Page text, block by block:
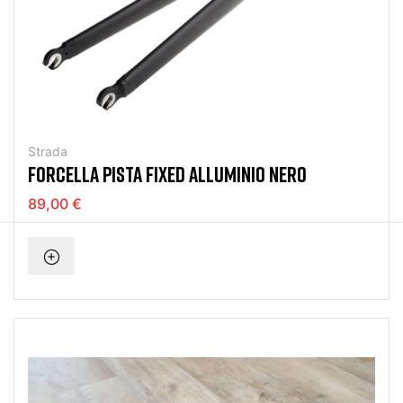
Strada
FORCELLA PISTA FIXED ALLUMINIO NERO
89,00 €